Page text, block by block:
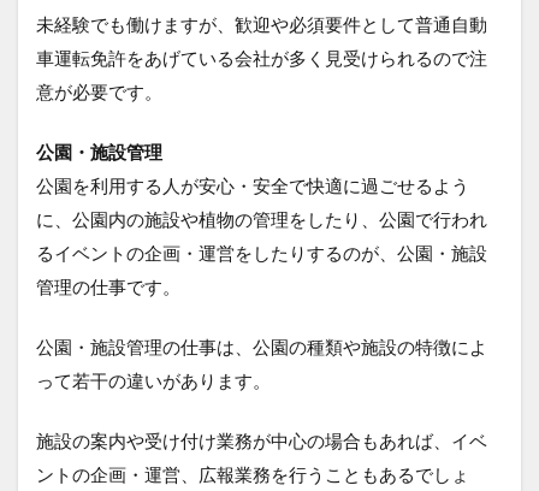
未経験でも働けますが、歓迎や必須要件として普通自動
車運転免許をあげている会社が多く見受けられるので注
意が必要です。
公園・施設管理
公園を利用する人が安心・安全で快適に過ごせるよう
に、公園内の施設や植物の管理をしたり、公園で行われ
るイベントの企画・運営をしたりするのが、公園・施設
管理の仕事です。
公園・施設管理の仕事は、公園の種類や施設の特徴によ
って若干の違いがあります。
施設の案内や受け付け業務が中心の場合もあれば、イベ
ントの企画・運営、広報業務を行うこともあるでしょ